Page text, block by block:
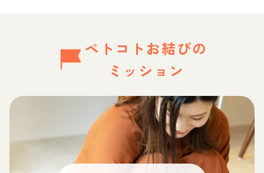
ペトコトお結びの
ミッション